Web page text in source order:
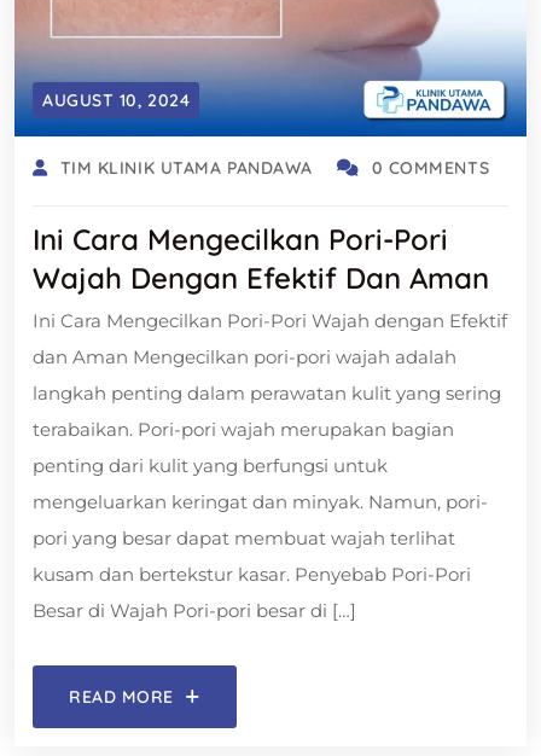
AUGUST 10, 2024
TIM KLINIK UTAMA PANDAWA 0 COMMENTS
Ini Cara Mengecilkan Pori-Pori
Wajah Dengan Efektif Dan Aman
Ini Cara Mengecilkan Pori-Pori Wajah dengan Efektif
dan Aman Mengecilkan pori-pori wajah adalah
langkah penting dalam perawatan kulit yang sering
terabaikan. Pori-pori wajah merupakan bagian
penting dari kulit yang berfungsi untuk
mengeluarkan keringat dan minyak. Namun, pori-
pori yang besar dapat membuat wajah terlihat
kusam dan bertekstur kasar. Penyebab Pori-Pori
Besar di Wajah Pori-pori besar di […]
READ MORE